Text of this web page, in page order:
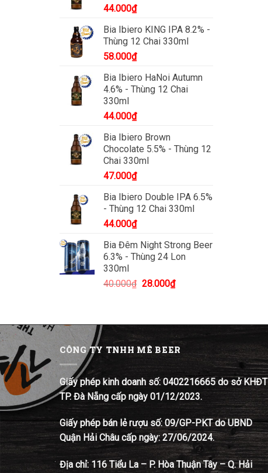
44.000₫
Bia Ibiero KING IPA 8.2% -
Thùng 12 Chai 330ml
58.000₫
Bia Ibiero HaNoi Autumn
4.6% - Thùng 12 Chai
330ml
44.000₫
Bia Ibiero Brown
Chocolate 5.5% - Thùng 12
Chai 330ml
47.000₫
Bia Ibiero Double IPA 6.5%
- Thùng 12 Chai 330ml
44.000₫
Bia Đêm Night Strong Beer
6.3% - Thùng 24 Lon
330ml
40.000₫ Giá
28.000₫Giá
CÔNG TY TNHH MÊ BEER
Giấy phép kinh doanh số: 0402216665 do sở KHĐT
TP. Đà Nẵng cấp ngày 01/12/2023.
Giấy phép bán lẻ rượu số: 09/GP-PKT do UBND
Quận Hải Châu cấp ngày: 27/06/2024.
Địa chỉ: 116 Tiểu La – P. Hòa Thuận Tây – Q. Hải